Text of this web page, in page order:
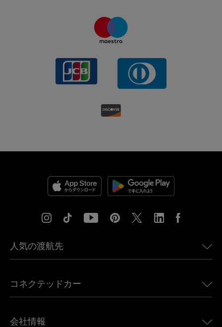
人気の渡航先
ヨーロッパ向けeSIM
カナダ向けeSIM
コネクテッドカー
Land Rover向けUbigi
会社情報